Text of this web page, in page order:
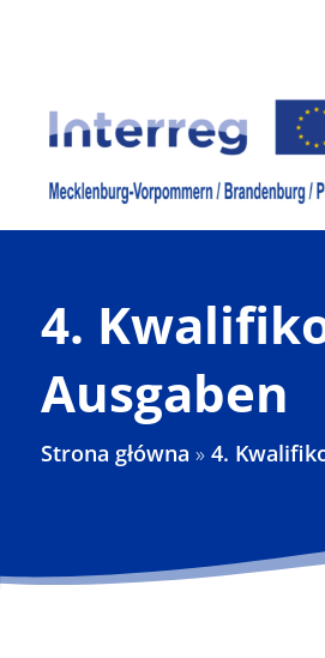
4.
Ausgaben
Strona główna »4.